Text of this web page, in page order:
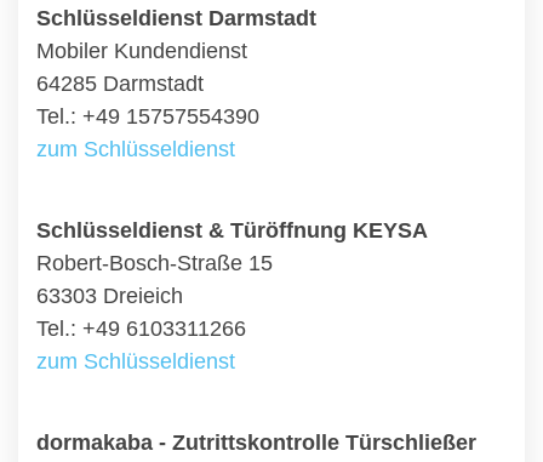
Schlüsseldienst Darmstadt
Mobiler Kundendienst
64285 Darmstadt
Tel.: +49 15757554390
zum Schlüsseldienst
Schlüsseldienst & Türöffnung KEYSA
Robert-Bosch-Straße 15
63303 Dreieich
Tel.: +49 6103311266
zum Schlüsseldienst
dormakaba - Zutrittskontrolle Türschließer